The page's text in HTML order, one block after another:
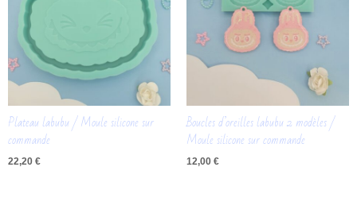
Plateau labubu / Moule silicone sur
commande
22,20 €
Boucles d’oreilles labubu 2 modèles /
Moule silicone sur commande
12,00 €